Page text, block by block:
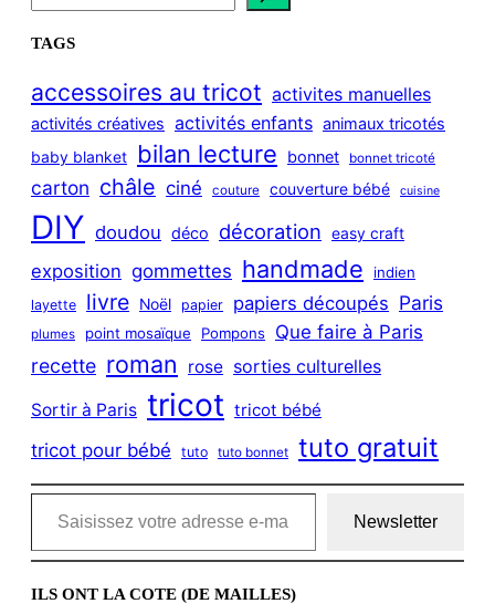
e
a
c
h
TAGS
accessoires au tricot activites manuelles
activités créatives activités enfants animaux tricotés
baby blanket bilan lecture bonnet bonnet tricoté
carton châle ciné couture couverture bébé cuisine
DIY doudou déco décoration easy craft
exposition gommettes handmade indien
layette livre Noël papier papiers découpés Paris
plumes point mosaïque Pompons Que faire à Paris
recette roman rose sorties culturelles
Sortir à Paris tricot tricot bébé
tricot pour bébé tuto tuto bonnet tuto gratuit
Saisissez votre adresse e-mail…
Newsletter
ILS ONT LA COTE (DE MAILLES)